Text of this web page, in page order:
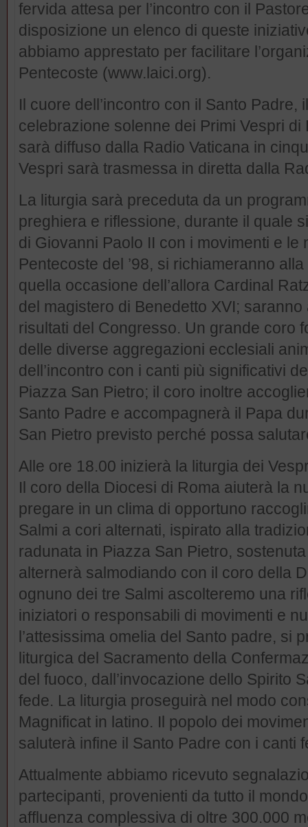
fervida attesa per l’incontro con il
disposizione un elenco di queste
abbiamo apprestato per facilitare
Pentecoste (www.laici.org).
Il cuore dell’incontro con il Santo Padre,
celebrazione solenne dei Primi Vespri di
sarà diffuso dalla Radio Vaticana in
Vespri sarà trasmessa in diretta dalla
La liturgia sarà preceduta da un
preghiera e riflessione, durante il quale
di Giovanni Paolo II con i movimenti e le
Pentecoste del ’98, si richiameranno
quella occasione dell’allora Cardinal
del magistero di Benedetto XVI;
risultati del Congresso. Un grande coro
delle diverse aggregazioni ecclesiali
dell’incontro con i canti più significativi
Piazza San Pietro; il coro inoltre
Santo Padre e accompagnerà il Papa
San Pietro previsto perché possa
Alle ore 18.00 inizierà la liturgia dei
Il coro della Diocesi di Roma aiuterà la
pregare in un clima di opportuno
Salmi a cori alternati, ispirato alla
radunata in Piazza San Pietro,
alternerà salmodiando con il coro della
ognuno dei tre Salmi ascolteremo una
iniziatori o responsabili di movimenti e
l’attesissima omelia del Santo padre, si
liturgica del Sacramento della
del fuoco, dall’invocazione dello Spirito
fede. La liturgia proseguirà nel modo
Magnificat in latino. Il popolo dei
saluterà infine il Santo Padre con i canti
Attualmente abbiamo ricevuto
partecipanti, provenienti da tutto il
affluenza complessiva di oltre 300.000